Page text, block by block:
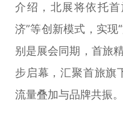
介绍，北展将依托
济”等创新模式，实现
别是展会同期，首旅
步启幕，汇聚首旅旗
流量叠加与品牌共振。